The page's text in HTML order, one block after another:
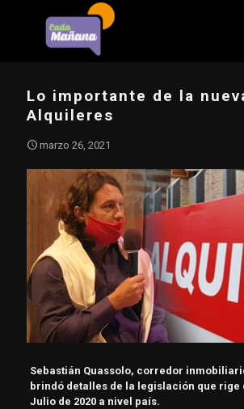
Lo importante de la
Alquileres
marzo 26, 2021
Sebastián Quassolo, corredor
brindó detalles de la legislación que rige
Julio de 2020 a nivel país.